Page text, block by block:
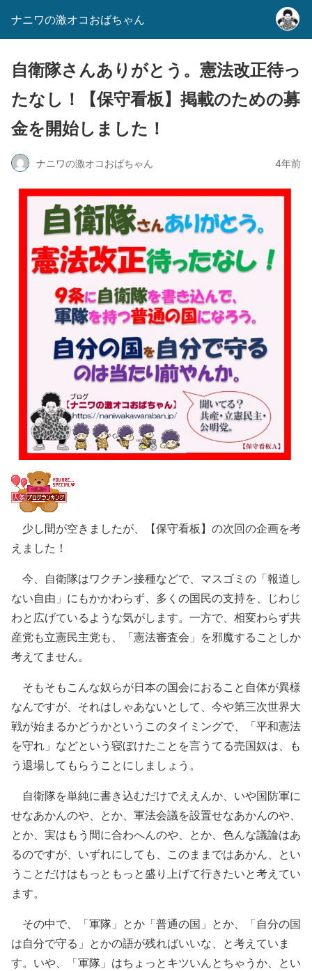
ナニワの激オコおばちゃん
自衛隊さんありがとう。憲法改正待っ
たなし！【保守看板】掲載のための募
金を開始しました！
ナニワの激オコおばちゃん 4年前
少し間が空きましたが、【保守看板】の次回の企画を考
えました！
今、自衛隊はワクチン接種などで、マスゴミの「報道し
ない自由」にもかかわらず、多くの国民の支持を、じわじ
わと広げているような気がします。一方で、相変わらず共
産党も立憲民主党も、「憲法審査会」を邪魔することしか
考えてません。
そもそもこんな奴らが日本の国会におること自体が異様
なんですが、それはしゃあないとして、今や第三次世界大
戦が始まるかどうかというこのタイミングで、「平和憲法
を守れ」などという寝ぼけたことを言うてる売国奴は、も
う退場してもらうことにしましょう。
自衛隊を単純に書き込むだけでええんか、いや国防軍に
せなあかんのや、とか、軍法会議を設置せなあかんのや、
とか、実はもう間に合わへんのや、とか、色んな議論はあ
るのですが、いずれにしても、このままではあかん、とい
うことだけはもっともっと盛り上げて行きたいと考えてい
ます。
その中で、「軍隊」とか「普通の国」とか、「自分の国
は自分で守る」とかの語が残ればいいな、と考えていま
す。いや、「軍隊」はちょっとキツいんとちゃうか、とい